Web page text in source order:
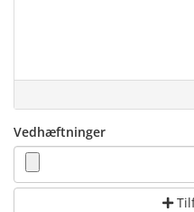
Vedhæftninger